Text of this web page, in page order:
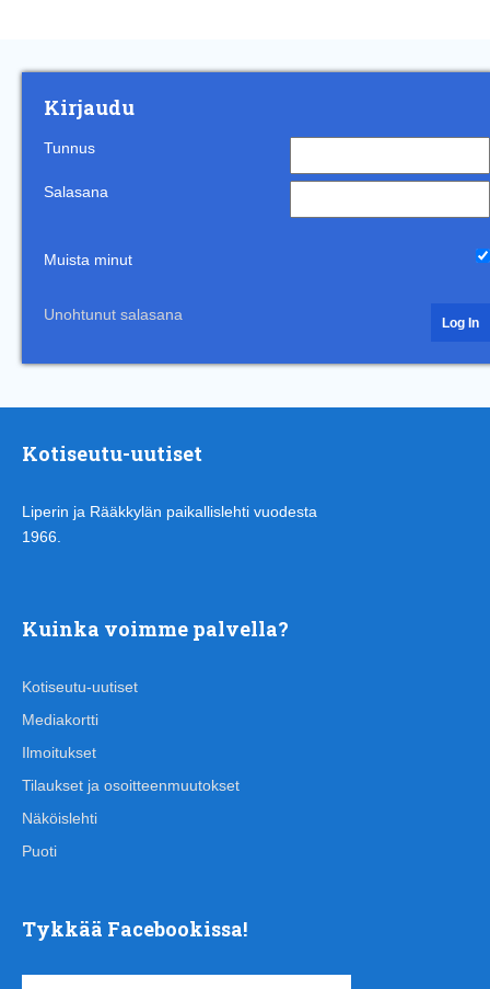
Kirjaudu
Tunnus
Salasana
Muista minut
Unohtunut salasana
Kotiseutu-uutiset
Liperin ja Rääkkylän paikallislehti vuodesta
1966.
Kuinka voimme palvella?
Kotiseutu-uutiset
Mediakortti
Ilmoitukset
Tilaukset ja osoitteenmuutokset
Näköislehti
Puoti
Tykkää Facebookissa!